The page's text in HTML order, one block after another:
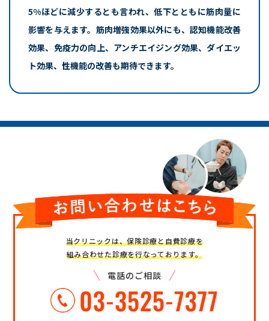
5%ほどに減少するとも言われ、低下とともに筋肉量に
影響を与えます。 筋肉増強効果以外にも、認知機能改善
効果、免疫力の向上、アンチエイジング効果、ダイエッ
ト効果、性機能の改善も期待できます。
当クリニックは、保険診療と自費診療を
組み合わせた診療を行なっております。
電話のご相談